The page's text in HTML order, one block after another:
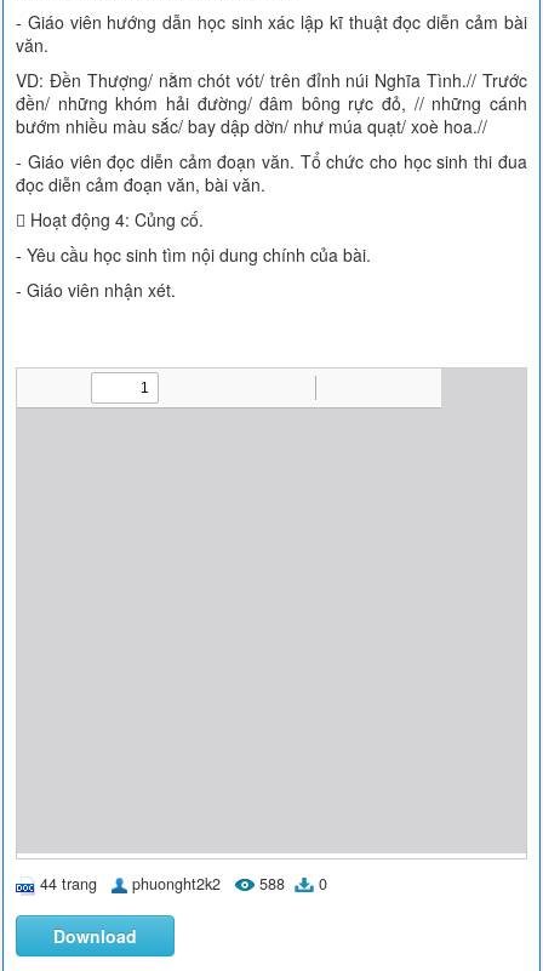
- Giáo viên hướng dẫn học sinh xác lập kĩ thuật đọc diễn cảm bài
văn.
VD: Đền Thượng/ nằm chót vót/ trên đỉnh núi Nghĩa Tình.// Trước
đền/ những khóm hải đường/ đâm bông rực đỏ, // những cánh
bướm nhiều màu sắc/ bay dập dờn/ như múa quạt/ xoè hoa.//
- Giáo viên đọc diễn cảm đoạn văn. Tổ chức cho học sinh thi đua
đọc diễn cảm đoạn văn, bài văn.
 Hoạt động 4: Củng cố.
- Yêu cầu học sinh tìm nội dung chính của bài.
- Giáo viên nhận xét.
44 trang phuonght2k2 588 0
Download